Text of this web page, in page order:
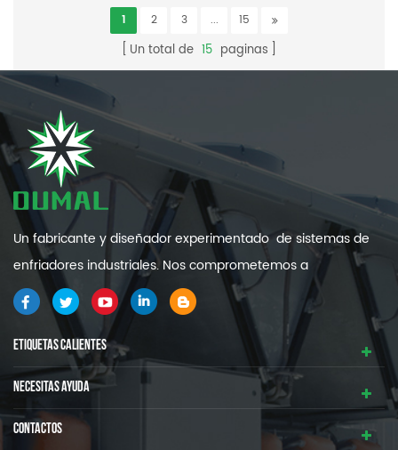
1 2 3 ... 15
Un total de 15 paginas
Un fabricante y diseñador experimentado de sistemas de
enfriadores industriales. Nos comprometemos a
proporcionarle sistemas de refrigeración industrial de alta
calidad y eficiencia .
ETIQUETAS CALIENTES
NECESITAS AYUDA
CONTACTOS